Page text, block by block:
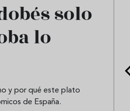
n
í
s
solo
lo
y por qué este plato
de España.